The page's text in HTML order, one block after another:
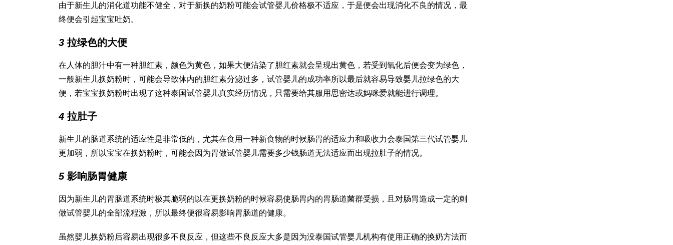
由于新生儿的消化道功能不健全，对于新换的奶粉可能会试管婴儿价格极不适应，于是便会出现消化不良的情况，最
终便会引起宝宝吐奶。
3 拉绿色的大便
在人体的胆汁中有一种胆红素，颜色为黄色，如果大便沾染了胆红素就会呈现出黄色，若受到氧化后便会变为绿色，
一般新生儿换奶粉时，可能会导致体内的胆红素分泌过多， 试管婴儿的成功率所以最后就容易导致婴儿拉绿色的大
便，若宝宝换奶粉时出现了这种泰国试管婴儿真实经历情况，只需要给其服用思密达或妈咪爱就能进行调理。
4 拉肚子
新生儿的肠道系统的适应性是非常低的，尤其在食用一种新食物的时候肠胃的适应力和吸收力会泰国第三代试管婴儿
更加弱，所以宝宝在换奶粉时，可能会因为胃做试管婴儿需要多少钱肠道无法适应而出现拉肚子的情况。
5影响肠胃健康
因为新生儿的胃肠道系统时极其脆弱的以在更换奶粉的时候容易使肠胃内的胃肠道菌群受损，且对肠胃造成一定的刺
做试管婴儿的全部流程激，所以最终便很容易影响胃肠道的健康。
虽然婴儿换奶粉后容易出现很多不良反应，但这些不良反应大多是因为没泰国试管婴儿机构有使用正确的换奶方法而